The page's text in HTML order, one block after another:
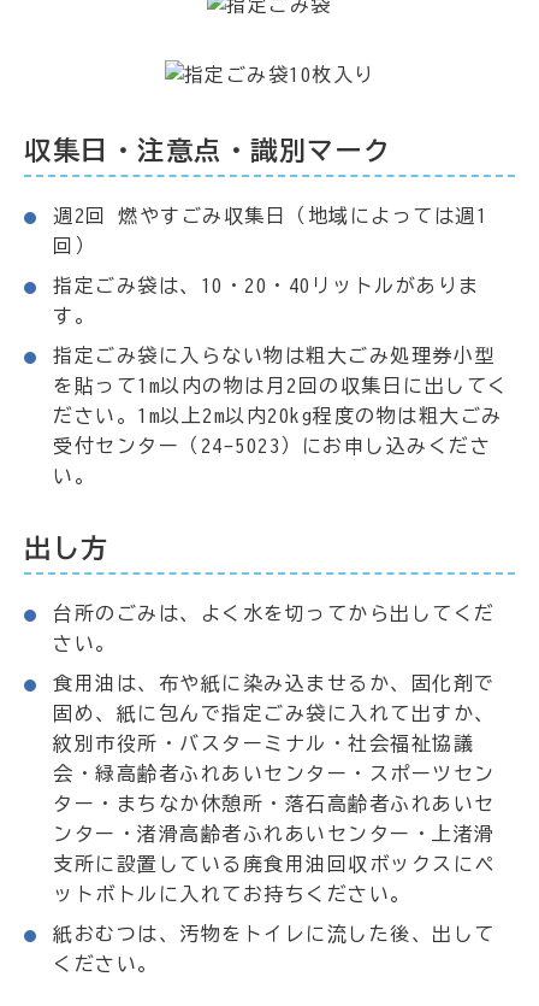
収集日・注意点・識別マーク
週2回 燃やすごみ収集日（地域によっては週1
回）
指定ごみ袋は、10・20・40リットルがありま
す。
指定ごみ袋に入らない物は粗大ごみ処理券小型
を貼って1m以内の物は月2回の収集日に出してく
ださい。1m以上2m以内20kg程度の物は粗大ごみ
受付センター（24-5023）にお申し込みくださ
い。
出し方
台所のごみは、よく水を切ってから出してくだ
さい。
食用油は、布や紙に染み込ませるか、固化剤で
固め、紙に包んで指定ごみ袋に入れて出すか、
紋別市役所・バスターミナル・社会福祉協議
会・緑高齢者ふれあいセンター・スポーツセン
ター・まちなか休憩所・落石高齢者ふれあいセ
ンター・渚滑高齢者ふれあいセンター・上渚滑
支所に設置している廃食用油回収ボックスにペ
ットボトルに入れてお持ちください。
紙おむつは、汚物をトイレに流した後、出して
ください。